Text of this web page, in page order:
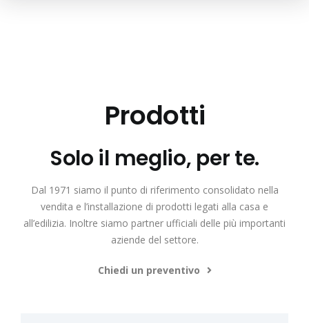
Prodotti
Solo il meglio, per te.
Dal 1971 siamo il punto di riferimento consolidato nella
vendita e l’installazione di prodotti legati alla casa e
all’edilizia. Inoltre siamo partner ufficiali delle più importanti
aziende del settore.
Chiedi un preventivo